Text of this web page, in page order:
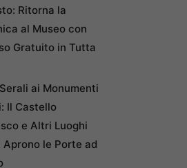
Ritorna la
al Museo con
Gratuito in Tutta
ai Monumenti
Il Castello
e Altri Luoghi
le Porte ad